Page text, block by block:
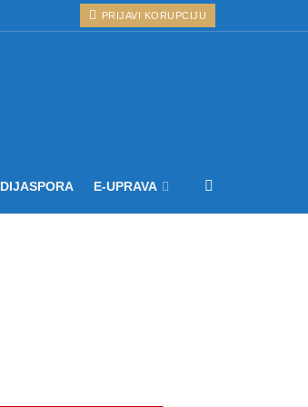
PRIJAVI KORUPCIJU
DIJASPORA E-UPRAVA